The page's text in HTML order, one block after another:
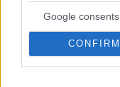
Google consents
CONFIRM
28/АВГ/25 07:42